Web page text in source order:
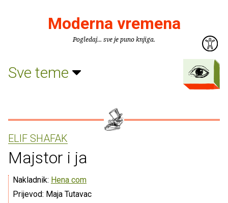
Moderna vremena
Pogledaj... sve je puno knjiga.
Sve teme
ELIF SHAFAK
Majstor i ja
Nakladnik: Hena com
Prijevod: Maja Tutavac